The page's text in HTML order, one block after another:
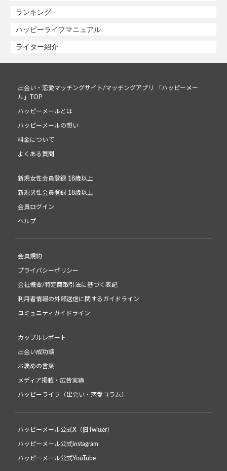
ランキング
ハッピーライフマニュアル
ライター紹介
出会い・恋愛マッチングサイト/マッチングアプリ 「ハッピーメー
ル」TOP
ハッピーメールとは
ハッピーメールの想い
料金について
よくある質問
新規女性会員登録 18歳以上
新規男性会員登録 18歳以上
会員ログイン
ヘルプ
会員規約
プライバシーポリシー
会社概要/特定商取引法に基づく表記
利用者情報の外部送信に関するガイドライン
コミュニティガイドライン
カップルレポート
出会い成功談
お褒めの言葉
メディア掲載・広告実績
ハッピーライフ（出会い・恋愛コラム）
ハッピーメール公式X（旧Twitter）
ハッピーメール公式instagram
ハッピーメール公式YouTube